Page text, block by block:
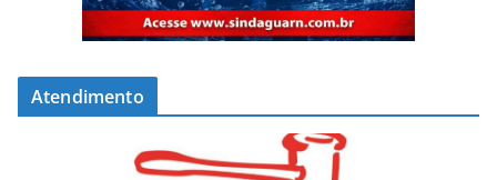
Atendimento